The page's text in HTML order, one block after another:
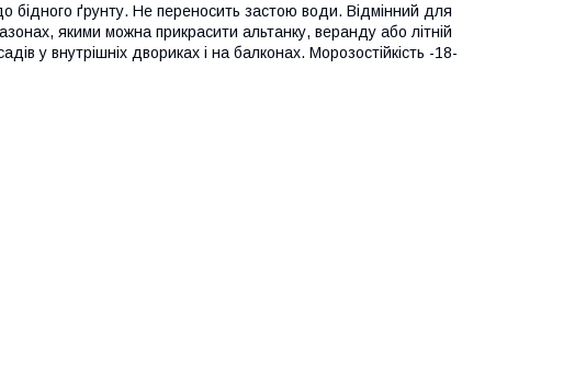
ґрунту. Не переносить застою води. Відмінний для
якими можна прикрасити альтанку, веранду або літній
у внутрішніх двориках і на балконах. Морозостійкість -18-